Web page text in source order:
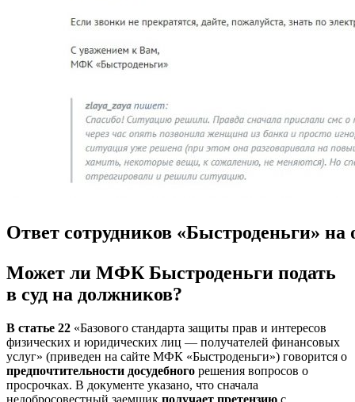
Ответ сотрудников «Быстроденьги»
Может ли МФК Быстроденьги подать
в суд на должников?
В статье 22 «Базового стандарта защиты прав и интересов
физических и юридических лиц — получателей финансовых
услуг» (приведен на сайте МФК «Быстроденьги») говорится о
предпочтительности досудебного решения вопросов о
просрочках. В документе указано, что сначала
недобросовестный заемщик получает претензию с